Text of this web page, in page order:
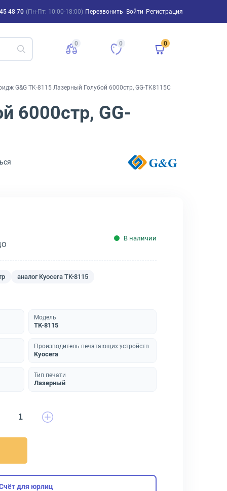
48 70 (Пн-Пт: 10:00-18:00) Перезвонить Войти Регистрация
0 0 0
G&G TK-8115 Лазерный Голубой 6000стр, GG-TK8115C
6000стр, GG-
В наличии
аналог Kyocera TK-8115
Модель
TK-8115
Производитель печатающих устройств
Kyocera
Тип печати
Лазерный
для юрлиц